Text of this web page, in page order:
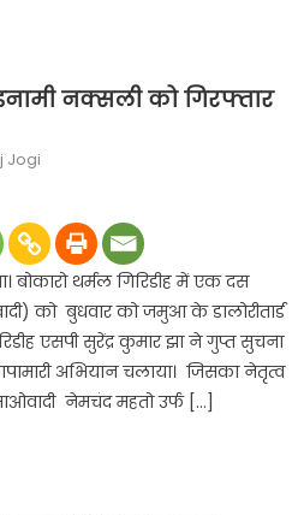
नक्सली को गिरफ्तार
Jogi
बोकारो थर्मल गिरिडीह में एक दस
को बुधवार को जमुआ के डालोरीतार्ड
एसपी सुरेंद्र कुमार झा ने गुप्त सुचना
अभियान चलाया। जिसका नेतृत्व
नेमचंद महतो उर्फ […]